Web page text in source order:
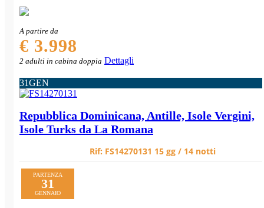
A partire da
€ 3.998
2 adulti in cabina doppia Dettagli
31GEN
Repubblica Dominicana, Antille, Isole Vergini,
Isole Turks da La Romana
Rif: FS14270131 15 gg / 14 notti
PARTENZA
31
GENNAIO